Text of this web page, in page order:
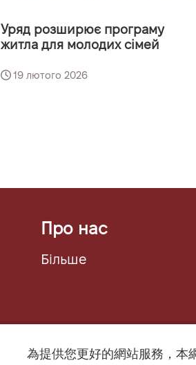
Уряд розширює програму
житла для молодих сімей
19 лютого 2026
Про нас
Більше
為提供您更好的網站服務，本